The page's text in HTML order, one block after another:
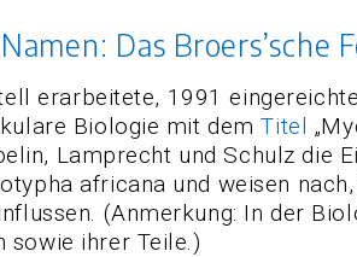
Das Broers’sche
erarbeitete, 1991
Biologie mit demTitel
Lamprecht und Schulz die
africana und weisen
(Anmerkung: In der
sowie ihrer Teile.)